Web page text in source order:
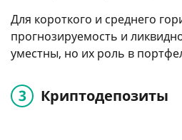
Для короткого и среднего
прогнозируемость и
уместны, но их роль в
Криптодепозиты